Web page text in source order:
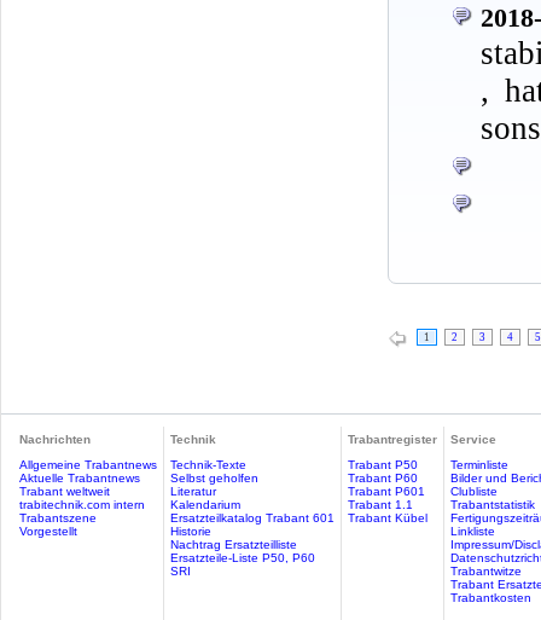
,
1 2 3 4 5
Nachrichten
Allgemeine Trabantnews
Aktuelle Trabantnews
Trabant weltweit
trabitechnik.com intern
Trabantszene
Vorgestellt
Technik
Technik-Texte
Selbst geholfen
Literatur
Kalendarium
Ersatzteilkatalog Trabant 601
Historie
Nachtrag Ersatzteilliste
Ersatzteile-Liste P50, P60
SRI
Trabantregister
Trabant P50
Trabant P60
Trabant P601
Trabant 1.1
Trabant Kübel
Service
Terminliste
Bilder und
Clubliste
Trabantstatistik
Linkliste
Impressum/
Trabantwitze
Trabant
Trabantkosten